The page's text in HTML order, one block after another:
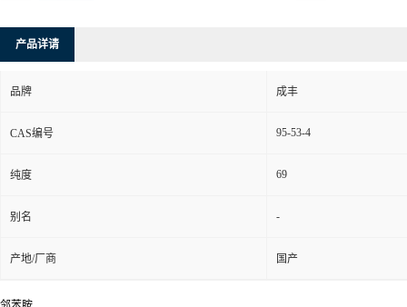
产品详请
品牌 成丰
CAS编号 95-53-4
纯度 69
别名 -
产地/厂商 国产